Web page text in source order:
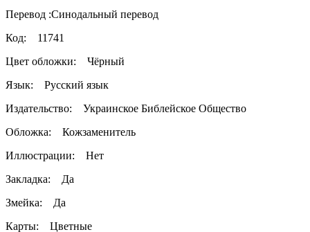
Перевод :Синодальный перевод
Код: 11741
Цвет обложки: Чёрный
Язык: Русский язык
Издательство:
Украинское Библейское Общество
Обложка: Кожзаменитель
Иллюстрации: Нет
Закладка: Да
Змейка: Да
Карты: Цветные